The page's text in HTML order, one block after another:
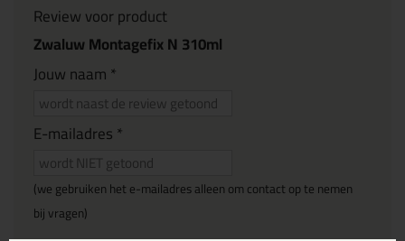
Review voor product
Zwaluw Montagefix N 310ml
Jouw naam *
E-mailadres *
(we gebruiken het e-mailadres alleen om contact op te nemen
bij vragen)